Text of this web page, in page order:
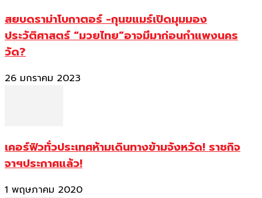
สยบดราม่าโบกาตอร์ -กุนขแมร์เปิดมุมมอง
ประวัติศาสตร์ “มวยไทย”อาจมีมาก่อนกำแพงนคร
วัด?
26 มกราคม 2023
เคอร์ฟิวทั่วประเทศห้ามเดินทางข้ามจังหวัด! ราชกิจ
จาฯประกาศแล้ว!
1 พฤษภาคม 2020